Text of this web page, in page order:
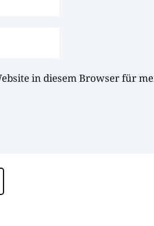
in diesem Browser für